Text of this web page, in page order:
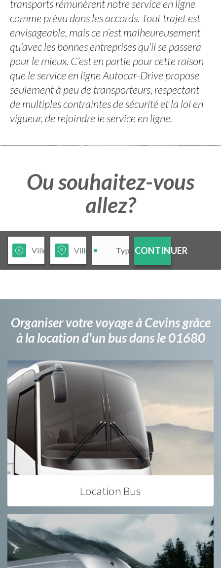
transports rémunèrent notre service en ligne
comme prévu dans les accords. Tout trajet est
envisageable, mais ce n’est malheureusement
qu’avec les bonnes entreprises qu’il se passera
pour le mieux. C’est en partie pour cette raison
que le service en ligne Autocar-Drive propose
seulement à peu de transporteurs, respectant
de multiples contraintes de sécurité et la loi en
vigueur, de rejoindre le service en ligne.
Ou souhaitez-vous
allez?
CONTINUER
Organiser votre voyage à Cevins grâce
à la location d'un bus dans le 01680
Location Bus